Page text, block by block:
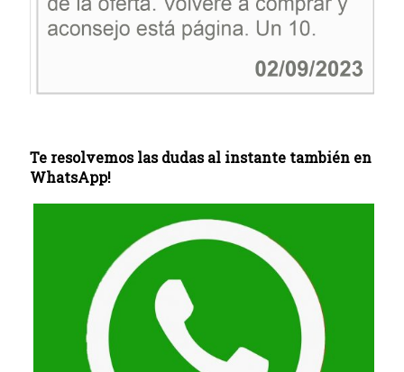
Te resolvemos las dudas al instante también en
WhatsApp!